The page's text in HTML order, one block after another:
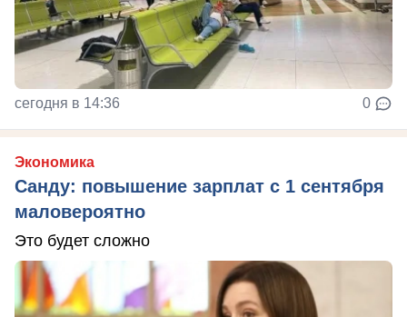
сегодня в 14:36 0
Экономика
Санду: повышение зарплат с 1 сентября
маловероятно
Это будет сложно